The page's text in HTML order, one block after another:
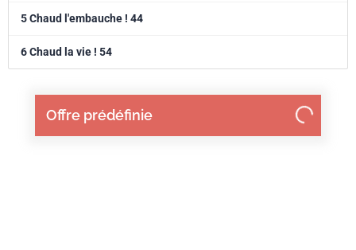
Offre prédéfinie
5 Chaud l'embauche ! 44
6 Chaud la vie ! 54